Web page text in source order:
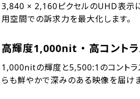
3,840 × 2,160ピクセルのUHD表示に
用空間での訴求力を最大化します。
高輝度1,000nit ・ 高コント
1,000nitの輝度と5,500:1のコントラ
らも鮮やかで深みのある映像を届けま